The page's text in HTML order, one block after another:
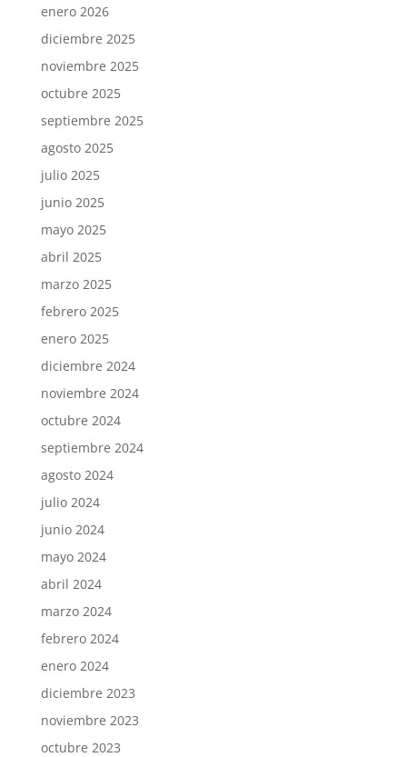
enero 2026
diciembre 2025
noviembre 2025
octubre 2025
septiembre 2025
agosto 2025
julio 2025
junio 2025
mayo 2025
abril 2025
marzo 2025
febrero 2025
enero 2025
diciembre 2024
noviembre 2024
octubre 2024
septiembre 2024
agosto 2024
julio 2024
junio 2024
mayo 2024
abril 2024
marzo 2024
febrero 2024
enero 2024
diciembre 2023
noviembre 2023
octubre 2023